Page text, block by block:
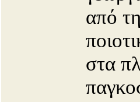
από
στα